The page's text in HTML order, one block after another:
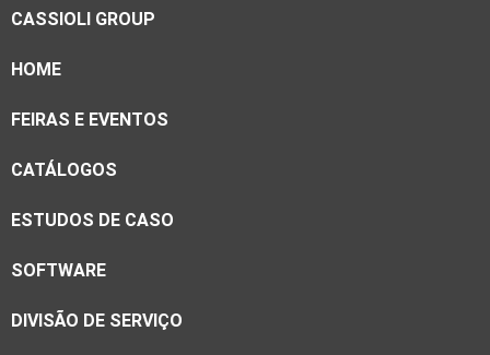
CASSIOLI GROUP
HOME
FEIRAS E EVENTOS
CATÁLOGOS
ESTUDOS DE CASO
SOFTWARE
DIVISÃO DE SERVIÇO